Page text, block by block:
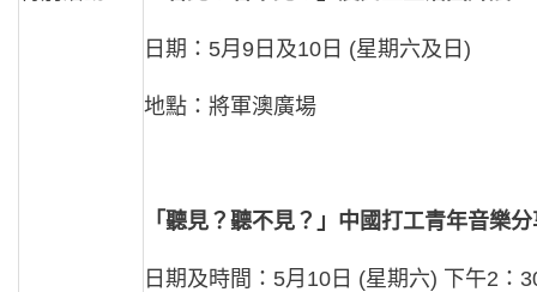
日期：5月9日及10日 (星期六及日)
地點：將軍澳廣場
「聽見？聽不見？」中國打工青年音樂
日期及時間：5月10日 (星期六) 下午2：